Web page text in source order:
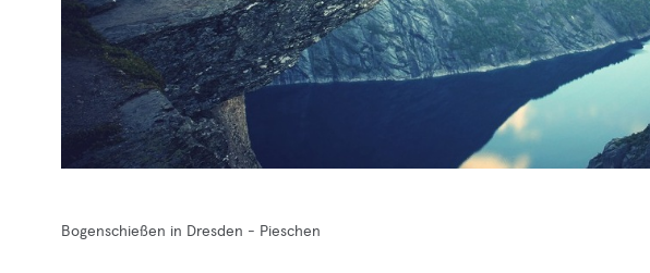
Bogenschießen in Dresden - Pieschen